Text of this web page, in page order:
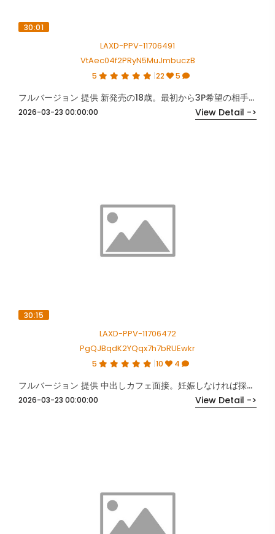
30:01
LAXD-PPV-11706491
VtAec04f2PRyN5MuJmbuczB
5 22 5
2026-03-23 00:00:00
フルバージョン 提供 新発売の18歳。最初から3P希望の相手と。
View Detail ->
30:15
LAXD-PPV-11706472
PgQJBqdK2YQqx7h7bRUEwkr
5 10 4
2026-03-23 00:00:00
フルバージョン 提供 中出しカフェ面接。妊娠しなければ採用。
View Detail ->